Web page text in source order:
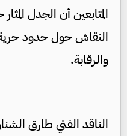
المتابعين أن الجدل
النقاش حول حدود حرية
والرقابة.
الناقد الفني طارق